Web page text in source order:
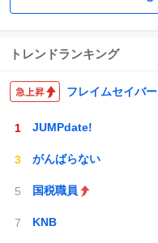
トレンドランキング
フレイムセイバー
JUMPdate!
がんばらない
国税職員
KNB